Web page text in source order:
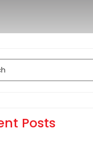
Posts